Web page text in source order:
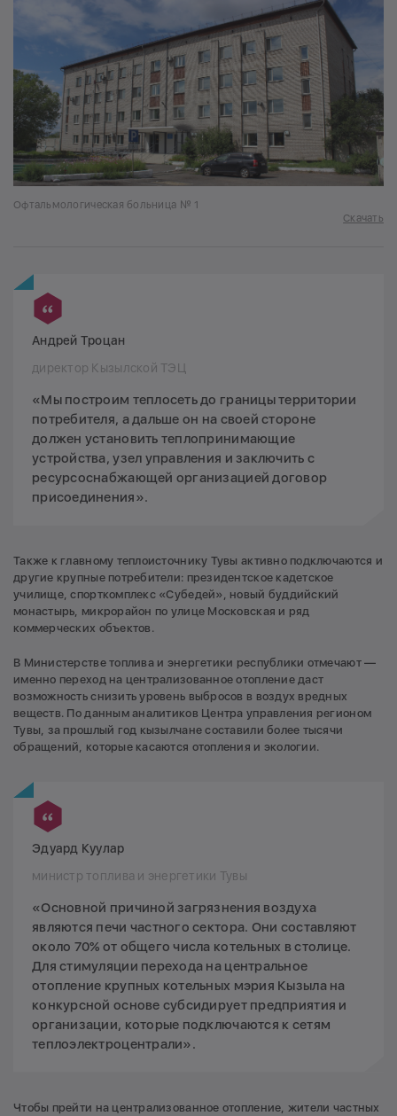
Офтальмологическая больница № 1
Скачать
Андрей Троцан
директор Кызылской ТЭЦ
«Мы построим теплосеть до границы территории
потребителя, а дальше он на своей стороне
должен установить теплопринимающие
устройства, узел управления и заключить с
ресурсоснабжающей организацией договор
присоединения».
Также к главному теплоисточнику Тувы активно подключаются и
другие крупные потребители: президентское кадетское
училище, спорткомплекс «Субедей», новый буддийский
монастырь, микрорайон по улице Московская и ряд
коммерческих объектов.
В Министерстве топлива и энергетики республики отмечают —
именно переход на централизованное отопление даст
возможность снизить уровень выбросов в воздух вредных
веществ. По данным аналитиков Центра управления регионом
Тувы, за прошлый год кызылчане составили более тысячи
обращений, которые касаются отопления и экологии.
Эдуард Куулар
министр топлива и энергетики Тувы
«Основной причиной загрязнения воздуха
являются печи частного сектора. Они составляют
около 70% от общего числа котельных в столице.
Для стимуляции перехода на центральное
отопление крупных котельных мэрия Кызыла на
конкурсной основе субсидирует предприятия и
организации, которые подключаются к сетям
теплоэлектроцентрали».
Чтобы прейти на централизованное отопление, жители частных